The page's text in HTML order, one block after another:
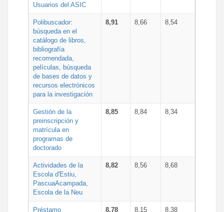
Usuarios del ASIC
Polibuscador:
búsqueda en el
catálogo de libros,
bibliografía
recomendada,
películas, búsqueda
de bases de datos y
recursos electrónicos
para la investigación
8,91 8,66 8,54
Gestión de la
preinscripción y
matrícula en
programas de
doctorado
8,85 8,84 8,34
Actividades de la
Escola d'Estiu,
PascuaAcampada,
Escola de la Neu
8,82 8,56 8,68
Préstamo
8,78 8,15 8,38